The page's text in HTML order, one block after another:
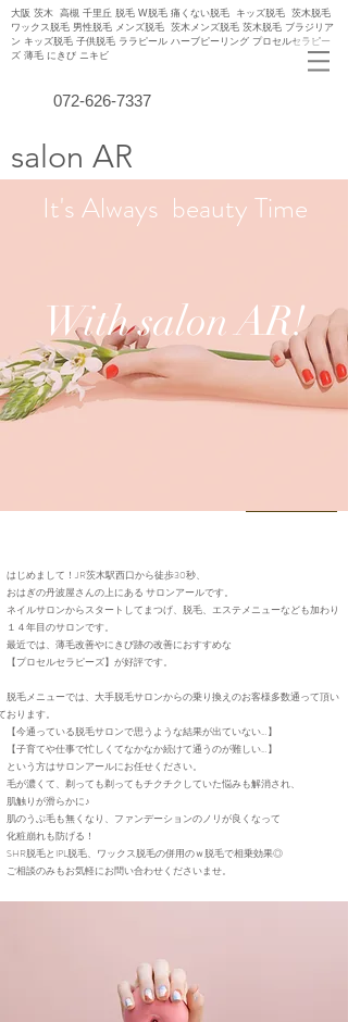
大阪 茨木 高槻 千里丘 脱毛 W脱毛 痛くない脱毛 キッズ脱毛 茨木脱毛
ワックス脱毛 男性脱毛 メンズ脱毛 茨木メンズ脱毛 茨木脱毛 ブラジリア
ン キッズ脱毛 子供脱毛 ララピール ハーブピーリング プロセルセラピー
ズ 薄毛 にきび ニキビ
072-626-7337
​salon AR
It's Always beauty Time
With salon AR!
じめまして！JR茨木駅西口から徒歩30秒、
はぎの丹波屋さんの上にある サロンアールです。
イルサロンからスタートしてまつげ、脱毛、エステメニューなども加わり
４年目のサロンです。
近では、薄毛改善やにきび跡の改善におすすめな
プロセルセラピーズ】が好評です。
毛メニューでは、大手脱毛サロンからの乗り換えのお客様多数通って頂い
おります。
今通っている脱毛サロンで思うような結果が出ていない…】
子育てや仕事で忙しくてなかなか続けて通うのが難しい…】
いう方はサロンアールにお任せください。
が濃くて、剃っても剃ってもチクチクしていた悩みも解消され、
触りが滑らかに♪
のうぶ毛も無くなり、ファンデーションのノリが良くなって
粧崩れも防げる！
脱毛とIPL脱毛、ワックス脱毛の併用のｗ脱毛で相乗効果◎
相談のみもお気軽にお問い合わせくださいませ。